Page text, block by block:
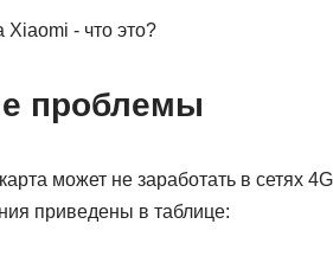
проблемы
может не заработать в сетях
приведены в таблице: